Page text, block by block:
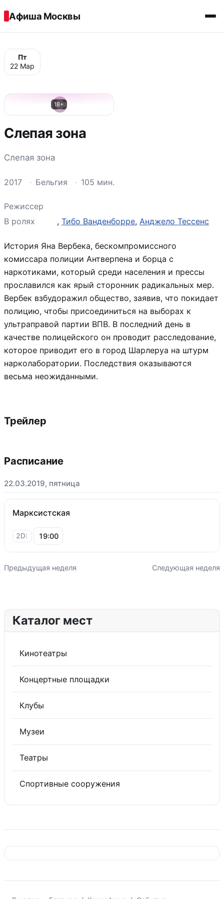
Афиша Москвы
Пт
22 Мар
С
18+
Слепая зона
Слепая зона
2017 · Бельгия · 105 мин.
Режиссер
В ролях
, Тибо Ванденборре, Анджело Тессенс
История Яна Вербека, бескомпромиссного
комиссара полиции Антверпена и борца с
наркотиками, который среди населения и прессы
прославился как ярый сторонник радикальных мер.
Вербек взбудоражил общество, заявив, что покидает
полицию, чтобы присоединиться на выборах к
ультраправой партии ВПВ. В последний день в
качестве полицейского он проводит расследование,
которое приводит его в город Шарлеруа на штурм
нарколаборатории. Последствия оказываются
весьма неожиданными.
Трейлер
Расписание
22.03.2019, пятница
Марксистская
2D: 19:00
Предыдущая неделя Следующая неделя
Каталог мест
Кинотеатры
Концертные площадки
Клубы
Музеи
Театры
Спортивные сооружения